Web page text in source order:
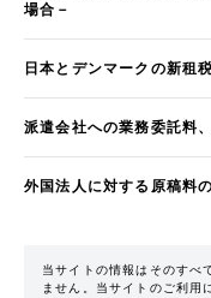
場合－
日本とデンマークの新租
派遣会社への業務委託料
外国法人に対する原稿料
当サイトの情報はそのすべ
ません。当サイトのご利用